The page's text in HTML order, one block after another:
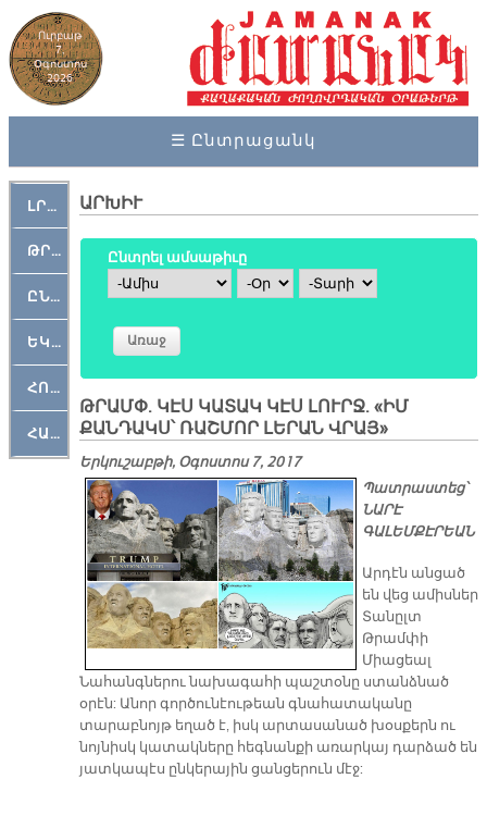
Ուրբաթ
7,
Օգոստոս
2026
☰ Ընտրացանկ
ԼՐԱՀՈՍ
ԹՐՔԱՀԱՅ ԿԵԱՆՔ
ԸՆԿԵՐԱՄՇԱԿՈՒԹԱՅԻՆ
ԵԿԵՂԵՑԱԿԱՆ
ՀՈԳԵՄՏԱՒՈՐ
ՀԱՐԹԱԿ
ԱՐԽԻՒ
Ընտրել ամսաթիւը
Ամիս
Օր Տարի
ԹՐԱՄՓ. ԿԷՍ ԿԱՏԱԿ ԿԷՍ ԼՈՒՐՋ. «ԻՄ
ՔԱՆԴԱԿՍ՝ ՌԱՇՄՈՐ ԼԵՐԱՆ ՎՐԱՅ»
Երկուշաբթի, Օգոստոս 7, 2017
Պատրաստեց՝
ՆԱՐԷ
ԳԱԼԵՄՔԷՐԵԱՆ
Արդէն անցած
են վեց ամիսներ
Տանըլտ
Թրամփի
Միացեալ
Նահանգներու նախագահի պաշտօնը ստանձնած
օրէն: Անոր գործունէութեան գնահատականը
տարաբնոյթ եղած է, իսկ արտասանած խօսքերն ու
նոյնիսկ կատակները հեգնանքի առարկայ դարձած են
յատկապէս ընկերային ցանցերուն մէջ: